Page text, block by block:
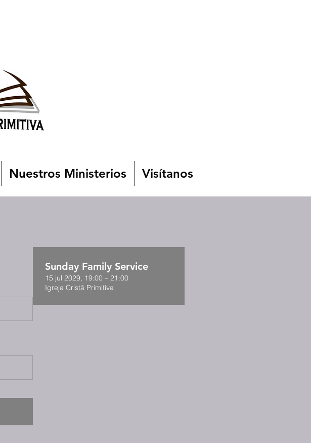
Nuestros Ministerios Visítanos
Sunday Family Service
15 jul 2029, 19:00 – 21:00
Igreja Cristã Primitiva